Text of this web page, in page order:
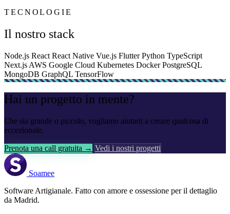
TECNOLOGIE
Il nostro stack
Node.js React React Native Vue.js FlutterPython TypeScript
Next.js AWS Google Cloud Kubernetes DockerPostgreSQL
MongoDB GraphQL TensorFlow
Hai un progetto in mente?
Che sia grande o piccolo, vogliamo aiutarti a creare qualcosa di
eccezionale.
Prenota una call gratuita → Vedi i nostri progetti
Soamee
Software Artigianale. Fatto con amore e ossessione per il dettaglio
da Madrid.